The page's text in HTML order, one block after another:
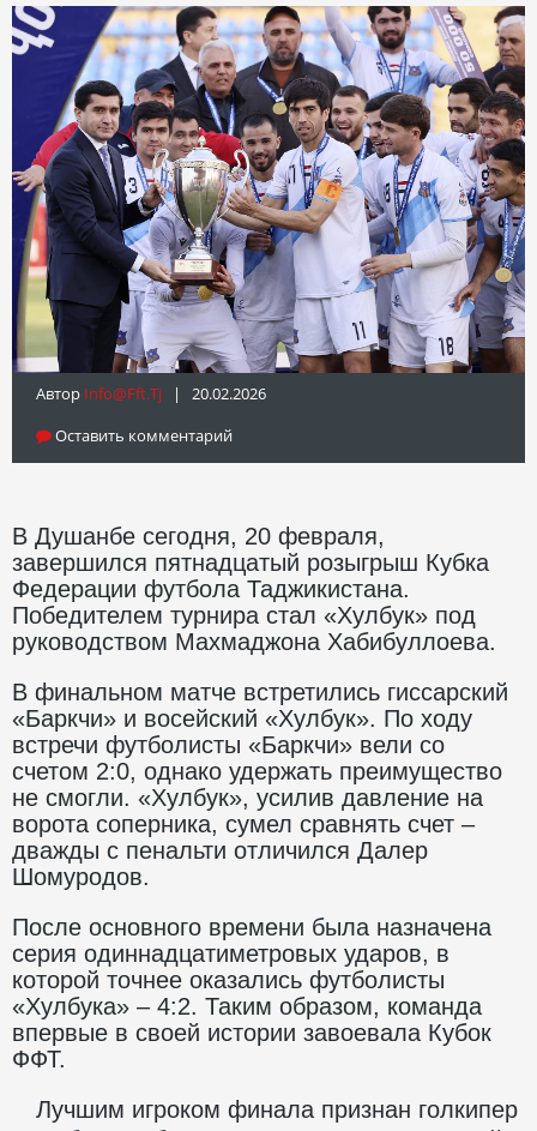
Автор Info@fft.tj | 20.02.2026
Оставить комментарий
В Душанбе сегодня, 20 февраля,
завершился пятнадцатый розыгрыш Кубка
Федерации футбола Таджикистана.
Победителем турнира стал «Хулбук» под
руководством Махмаджона Хабибуллоева.
В финальном матче встретились гиссарский
«Баркчи» и восейский «Хулбук». По ходу
встречи футболисты «Баркчи» вели со
счетом 2:0, однако удержать преимущество
не смогли. «Хулбук», усилив давление на
ворота соперника, сумел сравнять счет –
дважды с пенальти отличился Далер
Шомуродов.
После основного времени была назначена
серия одиннадцатиметровых ударов, в
которой точнее оказались футболисты
«Хулбука» – 4:2. Таким образом, команда
впервые в своей истории завоевала Кубок
ФФТ.
Лучшим игроком финала признан голкипер